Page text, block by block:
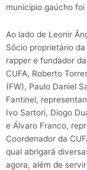
município gaúcho foi
Ao lado de Leonir
Sócio proprietário
rapper e fundador
CUFA, Roberto
(FW), Paulo Daniel
Fantinel,
Ivo Sartori, Diogo
e Álvaro Franco,
Coordenador da
qual abrigará
agora, além de